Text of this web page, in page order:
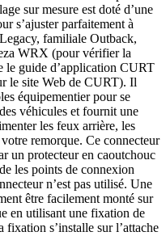
sur mesure est doté d’une
s’ajuster parfaitement à
familiale Outback,
WRX (pour vérifier la
guide d’application CURT
le site Web de CURT). Il
équipementier pour se
véhicules et fournit une
les feux arrière, les
remorque. Ce connecteur
un protecteur en caoutchouc
les points de connexion
n’est pas utilisé. Une
être facilement monté sur
en utilisant une fixation de
s’installe sur l’attache